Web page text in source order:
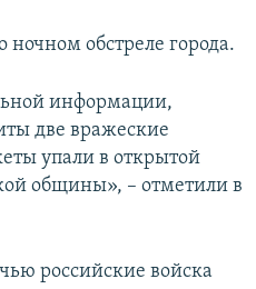
ночном обстреле города.
информации,
две вражеские
упали в открытой
общины», – отметили в
российские войска